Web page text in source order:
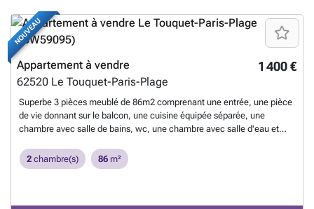
NOUVEAU
1 400 €
Appartement à vendre
62520 Le Touquet-Paris-Plage
Superbe 3 pièces meublé de 86m2 comprenant une entrée, une pièce
de vie donnant sur le balcon, une cuisine équipée séparée, une
chambre avec salle de bains, wc, une chambre avec salle d'eau et
sont d'un mois de loyer Les informations sur les risques auxquels ce
bien est exposé sont disponibles sur le site Géorisques : ### 1
2 chambre(s) 86 m²